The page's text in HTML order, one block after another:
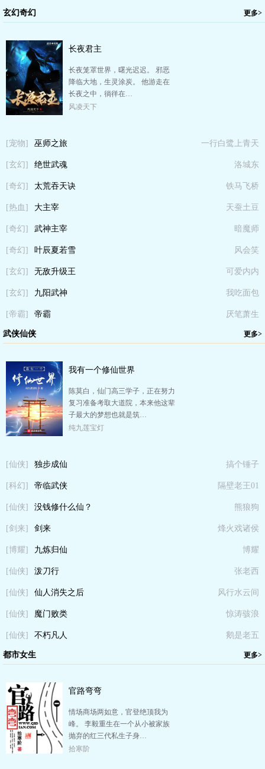
玄幻奇幻 更多>
长夜君主
长夜笼罩世界，曙光迟迟。 邪恶
降临大地，生灵涂炭。 他游走在
长夜之中，徜徉在…
风凌天下
[宠物] 巫师之旅 一行白鹭上青天
[玄幻] 绝世武魂 洛城东
[奇幻] 太荒吞天诀 铁马飞桥
[热血] 大主宰 天蚕土豆
[奇幻] 武神主宰 暗魔师
[奇幻] 叶辰夏若雪 风会笑
[玄幻] 无敌升级王 可爱内内
[玄幻] 九阳武神 我吃面包
[帝霸] 帝霸 厌笔萧生
武侠仙侠 更多>
我有一个修仙世界
陈莫白，仙门高三学子，正在努力
复习准备考取大道院，本来他这辈
子最大的梦想也就是筑…
纯九莲宝灯
[仙侠] 独步成仙 搞个锤子
[科幻] 帝临武侠 隔壁老王01
[仙侠] 没钱修什么仙？ 熊狼狗
[剑来] 剑来 烽火戏诸侯
[博耀] 九炼归仙 博耀
[仙侠] 泼刀行 张老西
[仙侠] 仙人消失之后 风行水云间
[仙侠] 魔门败类 惊涛骇浪
[仙侠] 不朽凡人 鹅是老五
都市女生 更多>
官路弯弯
情场商场两如意，官登绝顶我为
峰。 李毅重生在一个从小被家族
抛弃的红三代私生子身…
拾寒阶